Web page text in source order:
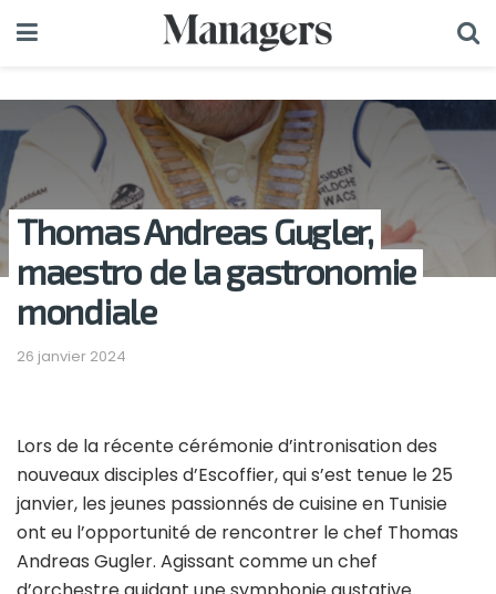
Thomas Andreas Gugler,
maestro de la gastronomie
mondiale
26 janvier 2024
Lors de la récente cérémonie d’intronisation des
nouveaux disciples d’Escoffier, qui s’est tenue le 25
janvier, les jeunes passionnés de cuisine en Tunisie
ont eu l’opportunité de rencontrer le chef Thomas
Andreas Gugler. Agissant comme un chef